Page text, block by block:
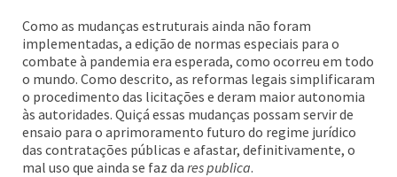
Como as mudanças estruturais ainda não foram
implementadas, a edição de normas especiais para o
combate à pandemia era esperada, como ocorreu em todo
o mundo. Como descrito, as reformas legais simplificaram
o procedimento das licitações e deram maior autonomia
às autoridades. Quiçá essas mudanças possam servir de
ensaio para o aprimoramento futuro do regime jurídico
das contratações públicas e afastar, definitivamente, o
mal uso que ainda se faz da res publica.